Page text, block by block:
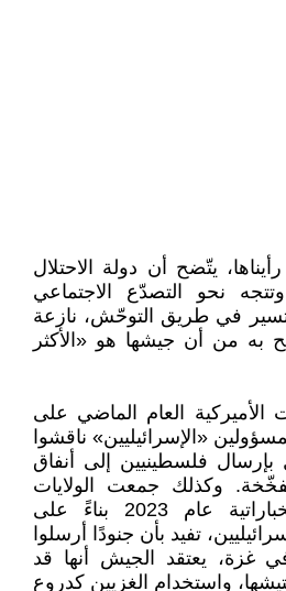
يتّضح أن دولة الاحتلال
نحو التصدّع الاجتماعي
تسير في طريق التوحّش، نازعة
به من أن جيشها هو «الأكثر
العام الماضي على
«الإسرائيليين» ناقشوا
بإرسال فلسطينيين إلى أنفاق
وكذلك جمعت الولايات
المتحدة معلومات استخباراتية عام 2023 بناءً على
تفيد بأن جنودًا أرسلوا
غزة، يعتقد الجيش أنها قد
واستخدام الغزيين كدروع